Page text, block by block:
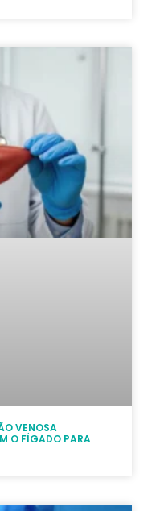
VENOSA
O FÍGADO PARA